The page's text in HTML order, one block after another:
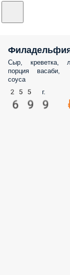
Сыр,
порция
соуса
255 г.
699